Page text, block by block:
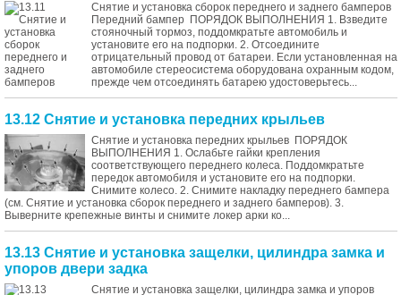
Снятие и установка сборок переднего и заднего бамперов
Передний бампер ПОРЯДОК ВЫПОЛНЕНИЯ 1. Взведите
стояночный тормоз, поддомкратьте автомобиль и
установите его на подпорки. 2. Отсоедините
отрицательный провод от батареи. Если установленная на
автомобиле стереосистема оборудована охранным кодом,
прежде чем отсоединять батарею удостоверьтесь...
13.12 Снятие и установка передних крыльев
Снятие и установка передних крыльев ПОРЯДОК
ВЫПОЛНЕНИЯ 1. Ослабьте гайки крепления
соответствующего переднего колеса. Поддомкратьте
передок автомобиля и установите его на подпорки.
Снимите колесо. 2. Снимите накладку переднего бампера
(см. Снятие и установка сборок переднего и заднего бамперов). 3.
Выверните крепежные винты и снимите локер арки ко...
13.13 Снятие и установка защелки, цилиндра замка и
упоров двери задка
Снятие и установка защелки, цилиндра замка и упоров